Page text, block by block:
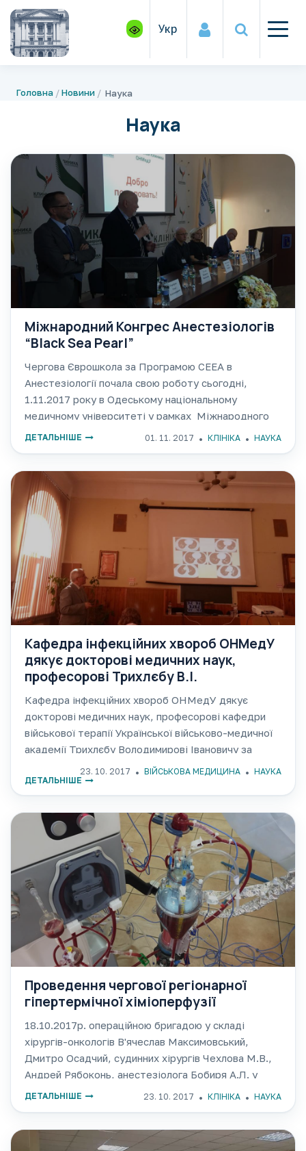
Укр
Головна Новини Наука
Наука
Міжнародний Конгрес Анестезіологів
“Black Sea Pearl”
Чергова Єврошкола за Програмою СЕЕА в
Анестезіології почала свою роботу сьогодні,
1.11.2017 року в Одеському національному
медичному університеті у рамках Міжнародного
Конгресу Анестезіологів "Black Sea Pearl".
Respiration
01. 11. 2017 КЛІНІКА НАУКА
ДЕТАЛЬНІШЕ
Кафедра інфекційних хвороб ОНМедУ
дякує докторові медичних наук,
професорові Трихлєбу В.І.
Кафедра інфекційних хвороб ОНМедУ дякує
докторові медичних наук, професорові кафедри
військової терапії Української військово-медичної
академії Трихлєбу Володимирові Івановичу за
цікаву і вкрай актуальну доповідь «Особливості
перебігу інфекційних хвороб в умовах АТО»,
представлену на засіданні Одеського відділення
Всеукраїнської асоціації інфекціоністів!
23. 10. 2017 ВІЙСЬКОВА МЕДИЦИНА
НАУКА
ДЕТАЛЬНІШЕ
Проведення чергової регіонарної
гіпертермічної хіміоперфузії
18.10.2017р. операційною бригадою у складі
хірургів-онкологів В'ячеслав Максимовський,
Дмитро Осадчий, судинних хірургів Чехлова М.В.,
Андрей Рябоконь, анестезіолога Бобиря А.Л. у
хірургічному відділенні Універсітетської клініки
хіміоперфузія (isolated limb perfusion - ILP) хворій
23. 10. 2017 КЛІНІКА НАУКА
ДЕТАЛЬНІШЕ